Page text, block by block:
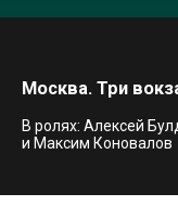
Москва. Три
В ролях: Алексей
и Максим Коновалов